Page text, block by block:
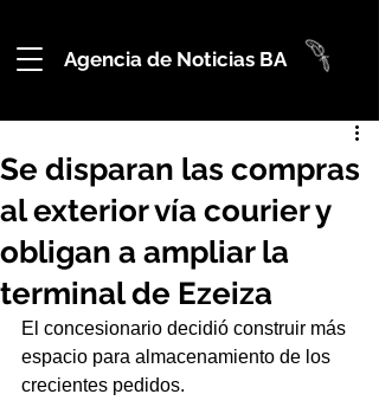
Agencia de Noticias BA
Se disparan las compras
al exterior vía courier y
obligan a ampliar la
terminal de Ezeiza
El concesionario decidió construir más
espacio para almacenamiento de los
crecientes pedidos.